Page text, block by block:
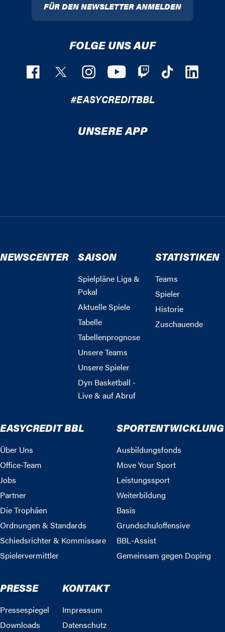
FÜR DEN NEWSLETTER ANMELDEN
FOLGE UNS AUF
#EASYCREDITBBL
UNSERE APP
NEWSCENTER SAISON
Spielpläne Liga &
Pokal
Aktuelle Spiele
Tabelle
Tabellenprognose
Unsere Teams
Unsere Spieler
Dyn Basketball -
Live & auf Abruf
STATISTIKEN
Teams
Spieler
Historie
Zuschauende
EASYCREDIT BBL
Über Uns
Office-Team
Jobs
Partner
Die Trophäen
Ordnungen & Standards
Schiedsrichter & Kommissare
Spielervermittler
SPORTENTWICKLUNG
Ausbildungsfonds
Move Your Sport
Leistungssport
Weiterbildung
Basis
Grundschuloffensive
BBL-Assist
Gemeinsam gegen Doping
PRESSE
Pressespiegel
Downloads
KONTAKT
Impressum
Datenschutz